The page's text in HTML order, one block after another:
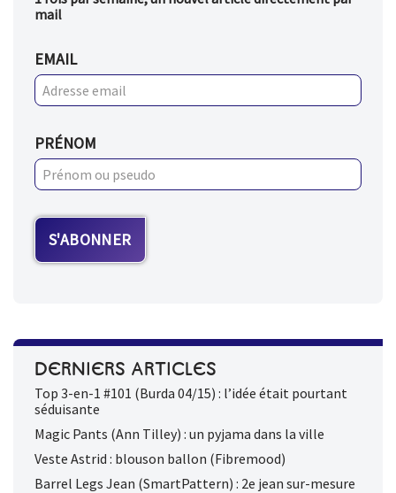
mail
EMAIL
PRÉNOM
DERNIERS ARTICLES
Top 3-en-1 #101 (Burda 04/15) : l’idée était pourtant
séduisante
Magic Pants (Ann Tilley) : un pyjama dans la ville
Veste Astrid : blouson ballon (Fibremood)
Barrel Legs Jean (SmartPattern) : 2e jean sur-mesure